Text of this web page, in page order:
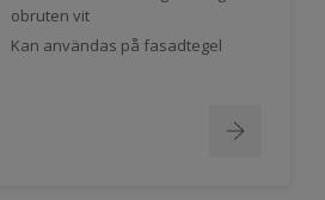
obruten vit
Kan användas på fasadtegel